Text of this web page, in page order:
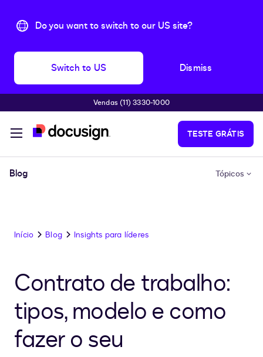
Do you want to switch to our US site?
Switch to US Dismiss
Pular para o conteúdo principal
Vendas (11) 3330-1000
TESTE GRÁTIS
Blog Tópicos
Início Blog Insights para líderes
Contrato de trabalho:
tipos, modelo e como
fazer o seu